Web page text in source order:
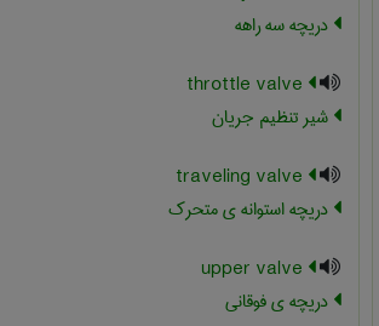
دریچه سه راهه
شیر تنظیم جریان
دریچه استوانه ی متحرک
دریچه ی فوقانی